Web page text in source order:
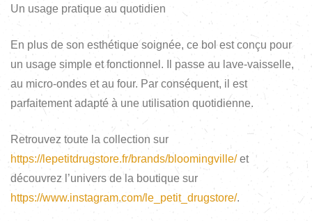
Un usage pratique au quotidien
En plus de son esthétique soignée, ce bol est conçu pour
un usage simple et fonctionnel. Il passe au lave-vaisselle,
au micro-ondes et au four. Par conséquent, il est
parfaitement adapté à une utilisation quotidienne.
Retrouvez toute la collection sur
https://lepetitdrugstore.fr/brands/bloomingville/et
découvrez l’univers de la boutique sur
https://www.instagram.com/le_petit_drugstore/.